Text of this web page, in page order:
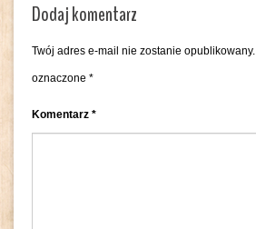
Dodaj komentarz
Twój adres e-mail nie zostanie opublikowany.
oznaczone *
Komentarz *